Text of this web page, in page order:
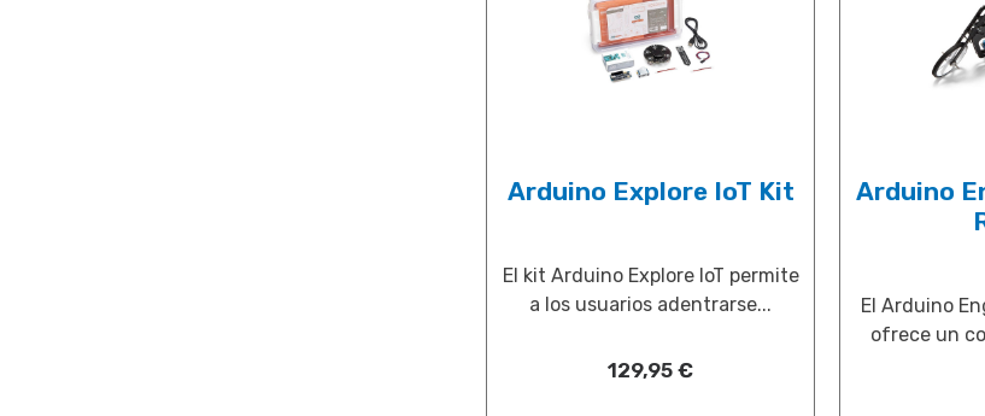
Arduino Explore IoT Kit
El kit Arduino Explore IoT permite
a los usuarios adentrarse...
129,95€
Arduino
El Arduino
ofrece un